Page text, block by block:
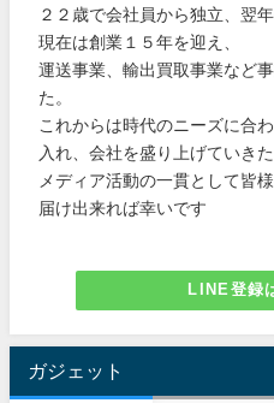
２２歳で会社員から独立、翌
現在は創業１５年を迎え、
運送事業、輸出買取事業など
た。
これからは時代のニーズに合
入れ、会社を盛り上げていき
メディア活動の一貫として皆
届け出来れば幸いです
LINE登録
ガジェット